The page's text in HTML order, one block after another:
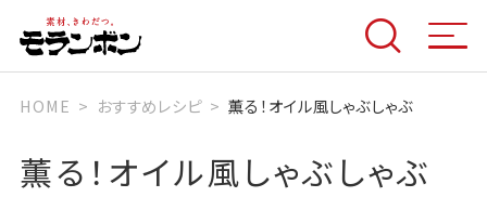
HOME おすすめレシピ 薫る！オイル風しゃぶしゃぶ
薫る！オイル風しゃぶしゃぶ